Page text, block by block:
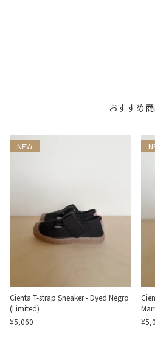
おすすめ
NEW
Cienta T-strap Sneaker - Dyed Negro
(Limited)
¥5,060